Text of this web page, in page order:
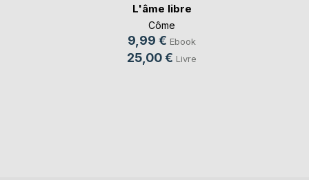
L'âme libre
Côme
9,99 € Ebook
25,00 € Livre